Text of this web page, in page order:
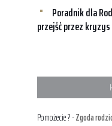
Poradnik dla
przejść przez
Pomożecie ?-Zgoda